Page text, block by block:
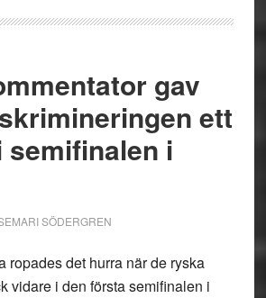
gav
ett
semifinalen i
SÖDERGREN
ropades det hurra när de ryska
vidare i den första semifinalen i